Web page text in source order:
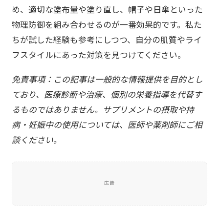
め、適切な塗布量や塗り直し、帽子や日傘といった
物理防御を組み合わせるのが一番効果的です。私た
ちが試した経験も参考にしつつ、自分の肌質やライ
フスタイルにあった対策を見つけてください。
免責事項：この記事は一般的な情報提供を目的とし
ており、医療診断や治療、個別の栄養指導を代替す
るものではありません。サプリメントの摂取や持
病・妊娠中の使用については、医師や薬剤師にご相
談ください。
広告